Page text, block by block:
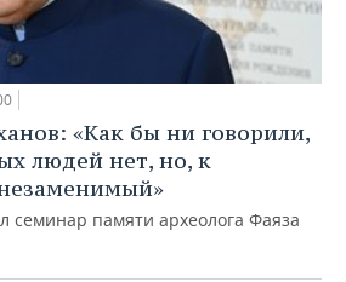
«Как бы ни говорили,
людей нет, но, к
семинар памяти археолога Фаяза